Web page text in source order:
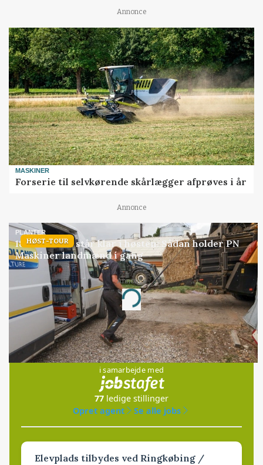
Annonce
MASKINER
Forserie til selvkørende skårlægger afprøves i år
Annonce
HØST-TOUR
PLANTER
18 montører står klar i høsten: Sådan holder PN
Maskiner landmænd i gang
Annonce
Loading...
Jobs
i samarbejde med
77 ledige stillinger
Opret agent
Se alle jobs
Elevplads tilbydes ved Ringkøbing /